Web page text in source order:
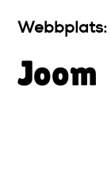
Webbplats:
Joom